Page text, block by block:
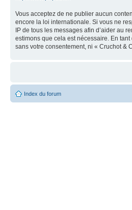
Vous acceptez de ne publier aucun
encore la loi internationale. Si vous ne
IP de tous les messages afin d’aider au
estimons que cela est nécessaire. En
sans votre consentement, ni « Cruchot &
Index du forum